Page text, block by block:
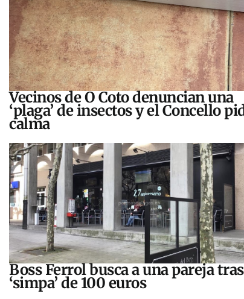
Vecinos de O Coto denuncian una
‘plaga’ de insectos y el Concello
calma
Boss Ferrol busca a una pareja
‘simpa’ de 100 euros